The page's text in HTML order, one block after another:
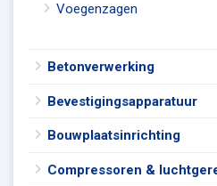
Voegenzagen
Betonverwerking
Bevestigingsapparatuur
Bouwplaatsinrichting
Compressoren &